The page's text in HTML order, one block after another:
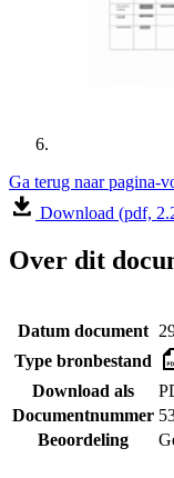
Ga terug naar pagina-
Download (pdf,
Over dit
Datum document
Type bronbestand
Download als
Documentnummer
Beoordeling